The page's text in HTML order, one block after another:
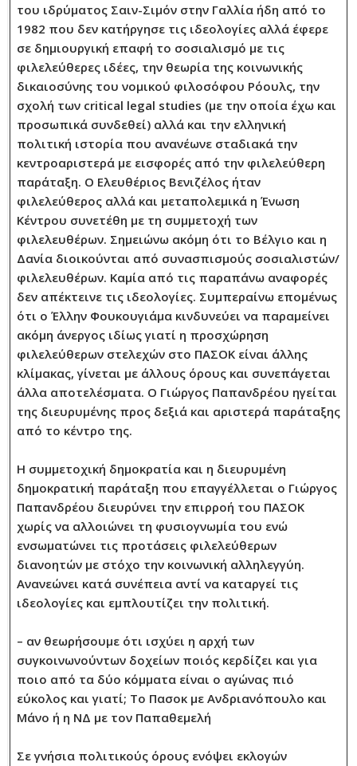
του ιδρύματος Σαιν-Σιμόν στην Γαλλία ήδη από το
1982 που δεν κατήργησε τις ιδεολογίες αλλά έφερε
σε δημιουργική επαφή το σοσιαλισμό με τις
φιλελεύθερες ιδέες, την θεωρία της κοινωνικής
δικαιοσύνης του νομικού φιλοσόφου Ρόουλς, την
σχολή των critical legal studies (με την οποία έχω και
προσωπικά συνδεθεί) αλλά και την ελληνική
πολιτική ιστορία που ανανέωνε σταδιακά την
κεντροαριστερά με εισφορές από την φιλελεύθερη
παράταξη. Ο Ελευθέριος Βενιζέλος ήταν
φιλελεύθερος αλλά και μεταπολεμικά η Ένωση
Κέντρου συνετέθη με τη συμμετοχή των
φιλελευθέρων. Σημειώνω ακόμη ότι το Βέλγιο και η
Δανία διοικούνται από συνασπισμούς σοσιαλιστών/
φιλελευθέρων. Καμία από τις παραπάνω αναφορές
δεν απέκτεινε τις ιδεολογίες. Συμπεραίνω επομένως
ότι ο Έλλην Φουκουγιάμα κινδυνεύει να παραμείνει
ακόμη άνεργος ιδίως γιατί η προσχώρηση
φιλελεύθερων στελεχών στο ΠΑΣΟΚ είναι άλλης
κλίμακας, γίνεται με άλλους όρους και συνεπάγεται
άλλα αποτελέσματα. Ο Γιώργος Παπανδρέου ηγείται
της διευρυμένης προς δεξιά και αριστερά παράταξης
από το κέντρο της.
Η συμμετοχική δημοκρατία και η διευρυμένη
δημοκρατική παράταξη που επαγγέλλεται ο Γιώργος
Παπανδρέου διευρύνει την επιρροή του ΠΑΣΟΚ
χωρίς να αλλοιώνει τη φυσιογνωμία του ενώ
ενσωματώνει τις προτάσεις φιλελεύθερων
διανοητών με στόχο την κοινωνική αλληλεγγύη.
Ανανεώνει κατά συνέπεια αντί να καταργεί τις
ιδεολογίες και εμπλουτίζει την πολιτική.
– αν θεωρήσουμε ότι ισχύει η αρχή των
συγκοινωνούντων δοχείων ποιός κερδίζει και για
ποιο από τα δύο κόμματα είναι ο αγώνας πιό
εύκολος και γιατί; Το Πασοκ με Ανδριανόπουλο και
Μάνο ή η ΝΔ με τον Παπαθεμελή
Σε γνήσια πολιτικούς όρους ενόψει εκλογών